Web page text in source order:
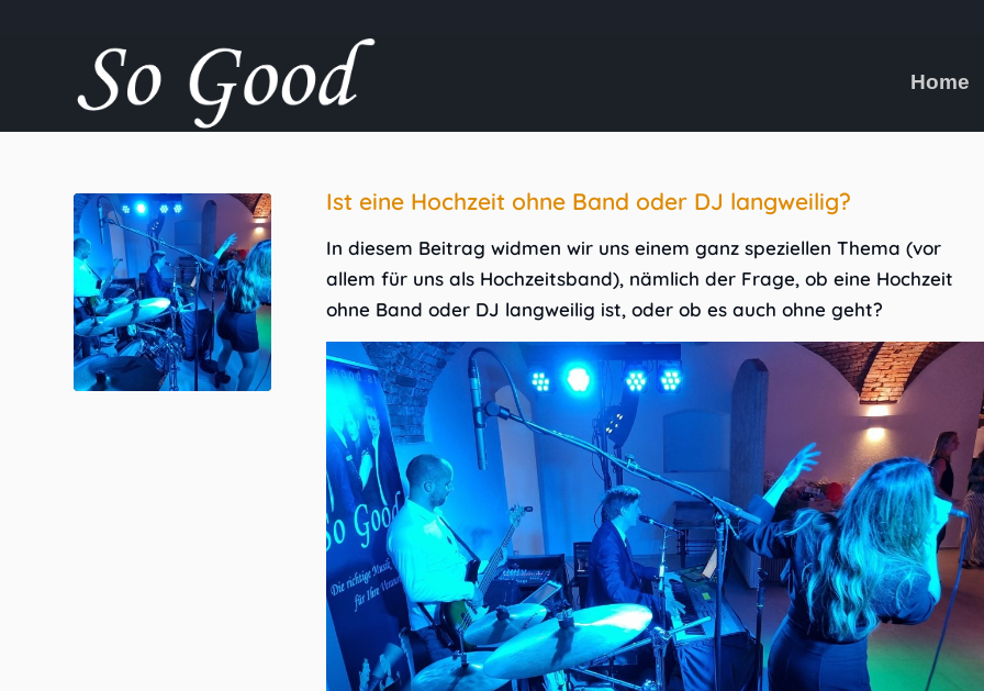
Home
Ist eine Hochzeit ohne Band oder DJ langweilig?
In diesem Beitrag widmen wir uns einem ganz speziellen Thema (vor
allem für uns als Hochzeitsband), nämlich der Frage, ob eine Hochzeit
ohne Band oder DJ langweilig ist, oder ob es auch ohne geht?